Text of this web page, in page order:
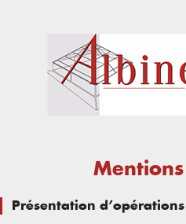
Présentation